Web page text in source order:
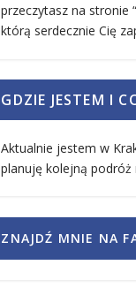
przeczytasz na stronie “
którą serdecznie Cię
GDZIE JESTEM I
Aktualnie jestem w
planuję kolejną podróż
ZNAJDŹ MNIE NA